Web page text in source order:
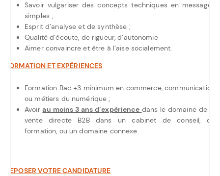
Savoir vulgariser des concepts techniques en messages
simples ;
Esprit d’analyse et de synthèse ;
Qualité d’écoute, de rigueur, d’autonomie
Aimer convaincre et être à l’aise socialement.
FORMATION ET EXPÉRIENCES
Formation Bac +3 minimum en commerce, communication
ou métiers du numérique ;
Avoirau moins 3 ans d’expérience dans le domaine de la
vente directe B2B dans un cabinet de conseil, de
formation, ou un domaine connexe.
DEPOSER VOTRE CANDIDATURE